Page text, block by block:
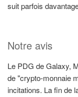
suit parfois
Notre avis
Le PDG de Galaxy,
de "crypto-monnaie
incitations. La fin de